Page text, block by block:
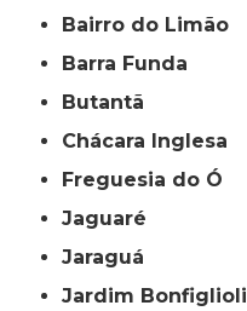
Bairro do Limão
Barra Funda
Butantã
Chácara Inglesa
Freguesia do Ó
Jaguaré
Jaraguá
Jardim Bonfiglioli